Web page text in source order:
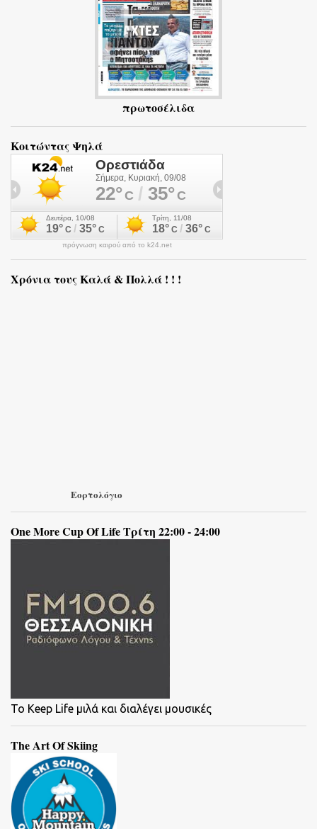
πρωτοσέλιδα
Κοιτώντας Ψηλά
πρόγνωση καιρού από το k24.net
Χρόνια τους Καλά & Πολλά ! ! !
Εορτολόγιο
One More Cup Of Life Τρίτη 22:00 - 24:00
To Keep Life μιλά και διαλέγει μουσικές
The Art Of Skiing